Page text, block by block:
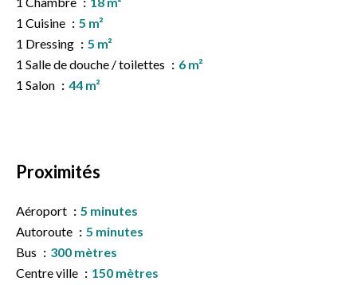
1 Cuisine
5 m²
1 Dressing
5 m²
1 Salle de douche / toilettes
6 m²
1 Salon
44 m²
Proximités
Aéroport
5 minutes
Autoroute
5 minutes
Bus
300 mètres
Centre ville
150 mètres